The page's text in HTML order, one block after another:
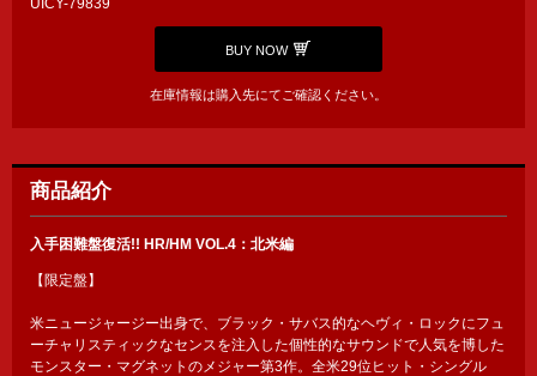
UICY-79839
BUY NOW
在庫情報は購入先にてご確認ください。
商品紹介
入手困難盤復活!! HR/HM VOL.4：北米編
【限定盤】
米ニュージャージー出身で、ブラック・サバス的なヘヴィ・ロックにフュ
ーチャリスティックなセンスを注入した個性的なサウンドで人気を博した
モンスター・マグネットのメジャー第3作。全米29位ヒット・シングル